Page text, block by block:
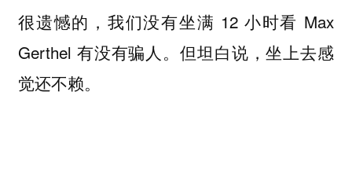
很遗憾的，我们没有坐满 12 小时看 Max
Gerthel 有没有骗人。但坦白说，坐上去感
觉还不赖。